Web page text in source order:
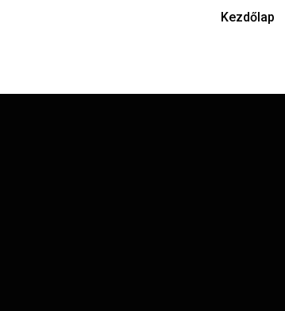
Kezdőlap